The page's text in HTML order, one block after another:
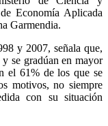
Economía Aplicada
Garmendia.
y 2007, señala que,
se gradúan en mayor
el 61% de los que se
motivos, no siempre
con su situación